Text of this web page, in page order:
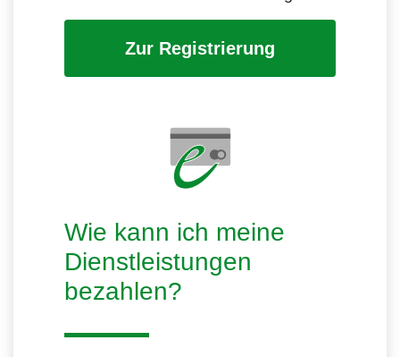
Zur Registrierung
Wie kann ich meine
Dienstleistungen
bezahlen?